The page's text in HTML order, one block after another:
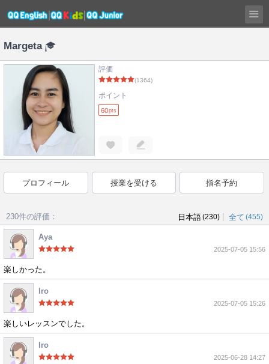
Margeta
評価
(1364)
ポイント
60pts
プロフィール 授業を受ける 指名予約
230件の評価： 日本語(230) 全て (455)
Aya
2025-07-05 15:56
楽しかった。
Iro
2025-07-05 15:26
楽しいレッスンでした。
Iro
2025-06-28 14:27